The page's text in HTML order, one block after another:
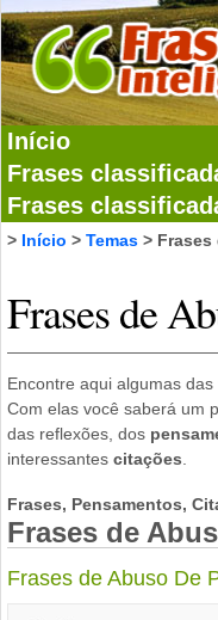
Início
Frases
Frases
> Início > Temas > Frases
Frases de
Encontre aqui algumas
Com elas você saberá um
das reflexões, dos
interessantes citações
Frases, Pensamentos,
Frases de
Frases de Abuso De